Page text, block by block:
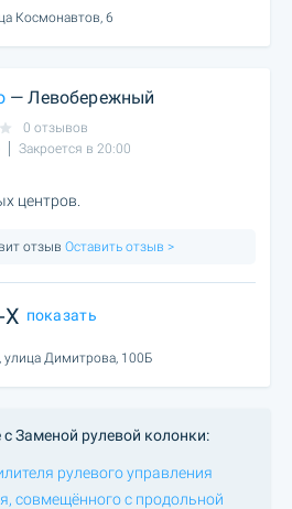
Космонавтов, 6
— Левобережный
0 отзывов
Закроется в 20:00
центров.
отзыв Оставить отзыв >
показать
Димитрова, 100Б
Заменой рулевой колонки:
рулевого управления
совмещённого с продольной